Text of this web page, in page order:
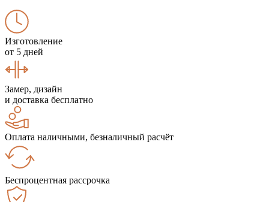
Изготовление
от 5 дней
Замер, дизайн
и доставка бесплатно
Оплата наличными, безналичный расчёт
Беспроцентная рассрочка